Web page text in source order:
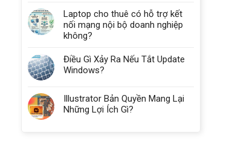
Laptop cho thuê có hỗ trợ kết
nối mạng nội bộ doanh nghiệp
không?
Điều Gì Xảy Ra Nếu Tắt Update
Windows?
Illustrator Bản Quyền Mang Lại
Những Lợi Ích Gì?